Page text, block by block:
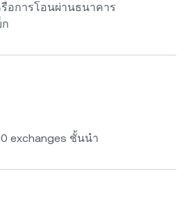
รือการโอนผ่านธนาคาร
exchanges ชั้นนำ